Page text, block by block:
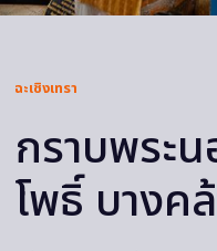
ฉะเชิงเทรา
กราบพระ
โพธิ์ บางค